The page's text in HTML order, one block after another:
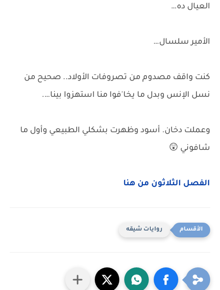
العيال ده…
الأمير سلسال…
كنت واقف مصدوم من تصروفات الأولاد.. صحيح من
نسل الإنس وبدل ما يخا'فوا منا استهزوا بينا….
وعملت دخان. أسود وظهرت بشكلي الطبيعي وأول ما
شافوني 😲
الفصل الثلاثون من هنا
روايات شيقه